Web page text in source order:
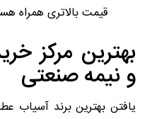
قیمت بالاتری همراه
بهترین مرکز
و نیمه صنعتی
یافتن بهترین برند آسیاب